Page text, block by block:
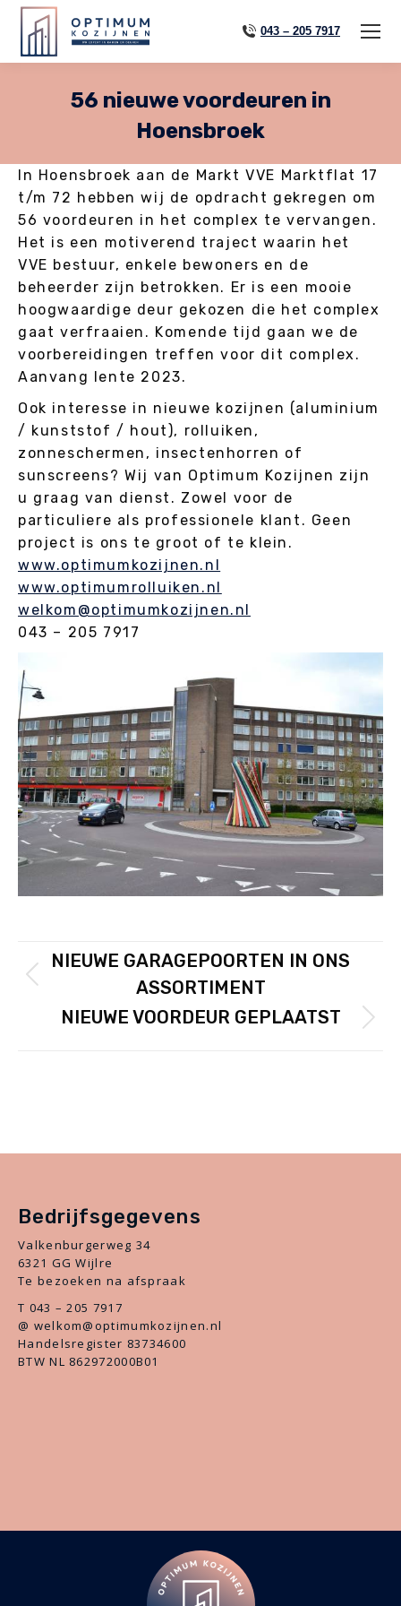
043 – 205 7917
56 nieuwe voordeuren in
Hoensbroek
In Hoensbroek aan de Markt VVE Marktflat 17
t/m 72 hebben wij de opdracht gekregen om
56 voordeuren in het complex te vervangen.
Het is een motiverend traject waarin het
VVE bestuur, enkele bewoners en de
beheerder zijn betrokken. Er is een mooie
hoogwaardige deur gekozen die het complex
gaat verfraaien. Komende tijd gaan we de
voorbereidingen treffen voor dit complex.
Aanvang lente 2023.
Ook interesse in nieuwe kozijnen (aluminium
/ kunststof / hout), rolluiken,
zonneschermen, insectenhorren of
sunscreens? Wij van Optimum Kozijnen zijn
u graag van dienst. Zowel voor de
particuliere als professionele klant. Geen
project is ons te groot of te klein.
www.optimumkozijnen.nl
www.optimumrolluiken.nl
welkom@optimumkozijnen.nl
043 – 205 7917
POST
NAVIGATION
PREVIOUS
Previous
post:
NIEUWE GARAGEPOORTEN IN ONS
ASSORTIMENT
NEXT
Next
NIEUWE VOORDEUR GEPLAATST
Bedrijfsgegevens
Valkenburgerweg 34
6321 GG Wijlre
Te bezoeken na afspraak
T 043 – 205 7917
@ welkom@optimumkozijnen.nl
Handelsregister 83734600
BTW NL 862972000B01